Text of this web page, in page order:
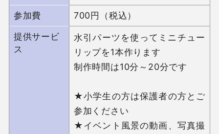
参加費 700円（税込）
提供サービ
ス
水引パーツを使ってミニチュー
リップを1本作ります
制作時間は10分～20分です
★小学生の方は保護者の方とご
参加ください
★イベント風景の動画、写真撮